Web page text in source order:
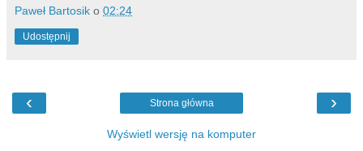
Paweł Bartosik o 02:24
Udostępnij
‹ ›
Strona główna
Wyświetl wersję na komputer